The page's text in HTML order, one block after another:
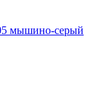
мышино-серый